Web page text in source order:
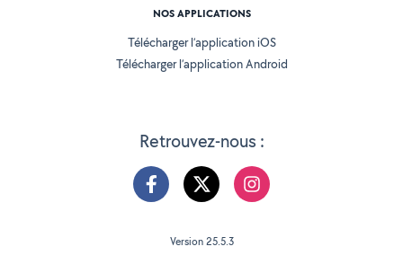
Retrouvez-nous :
NOS APPLICATIONS
Télécharger l’application iOS
Télécharger l’application Android
Version 25.5.3